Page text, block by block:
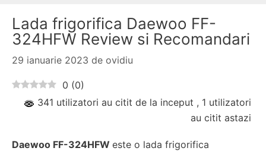
Lada frigorifica Daewoo FF-
324HFW Review si Recomandari
29 ianuarie 2023 de ovidiu
0 (0)
341 utilizatori au citit de la inceput , 1 utilizatori
au citit astazi
Daewoo FF-324HFW este o lada frigorifica